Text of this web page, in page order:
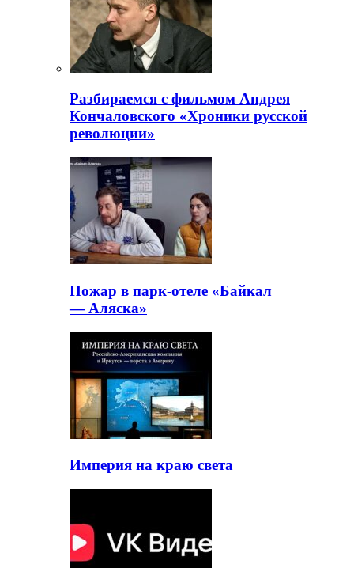
Разбираемся с фильмом Андрея
Кончаловского «Хроники русской
революции»
Пожар в парк-отеле «Байкал
— Аляска»
Империя на краю света